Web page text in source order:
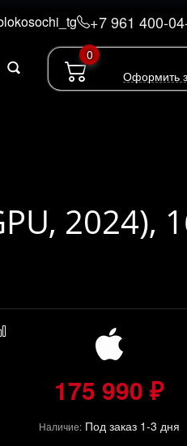
+7 961 400-
0
Оформить
2024),
175 990 ₽
Наличие: Под заказ 1-3 дня